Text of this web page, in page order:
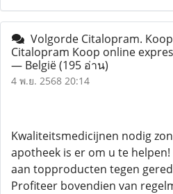
Volgorde Citalopram.
Citalopram Koop online
— België(195 อ่าน)
4 พ.ย. 2568 20:14
Kwaliteitsmedicijnen nodig
apotheek is er om u te
aan topproducten tegen
Profiteer bovendien van